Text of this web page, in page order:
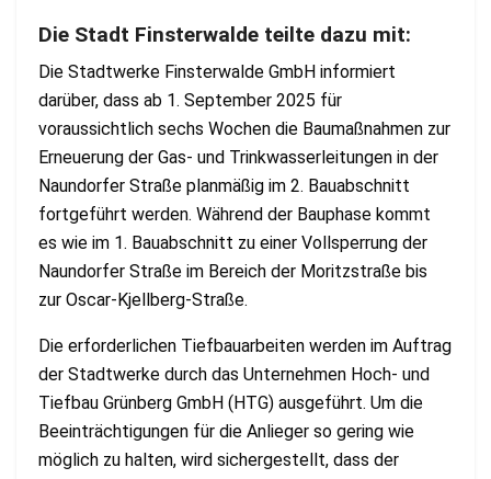
Die Stadt Finsterwalde teilte dazu mit:
Die Stadtwerke Finsterwalde GmbH informiert
darüber, dass ab 1. September 2025 für
voraussichtlich sechs Wochen die Baumaßnahmen zur
Erneuerung der Gas- und Trinkwasserleitungen in der
Naundorfer Straße planmäßig im 2. Bauabschnitt
fortgeführt werden. Während der Bauphase kommt
es wie im 1. Bauabschnitt zu einer Vollsperrung der
Naundorfer Straße im Bereich der Moritzstraße bis
zur Oscar-Kjellberg-Straße.
Die erforderlichen Tiefbauarbeiten werden im Auftrag
der Stadtwerke durch das Unternehmen Hoch- und
Tiefbau Grünberg GmbH (HTG) ausgeführt. Um die
Beeinträchtigungen für die Anlieger so gering wie
möglich zu halten, wird sichergestellt, dass der